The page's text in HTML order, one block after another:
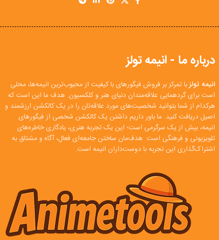
درباره ما - انیمه تولز
انیمه تولزبا تمرکز بر فروش فیگورهای با کیفیت از محبوب‌ترین انیمه‌ها، محلی
است برای گردهمایی علاقه‌مندان دنیای هنر و کلکسیون. هدف ما این است که
هرکدام از شما بتوانید شخصیت‌های مورد علاقه‌تان را در یک کالکشن ارزشمند و
اصیل دریافت کنید. ما باور داریم داشتن یک کالکشن شخصی از فیگورهای
انیمه، بیش از یک سرگرمی است؛ این یک تجربه هنری، یادگاری خاطره‌های
تلویزیونی و فرهنگی است. هدف‌مان ساختن جامعه‌ای فعال، آگاه و مشتاق به
اشتراک‌گذاری این تجربه با دوست‌داران انیمه است.